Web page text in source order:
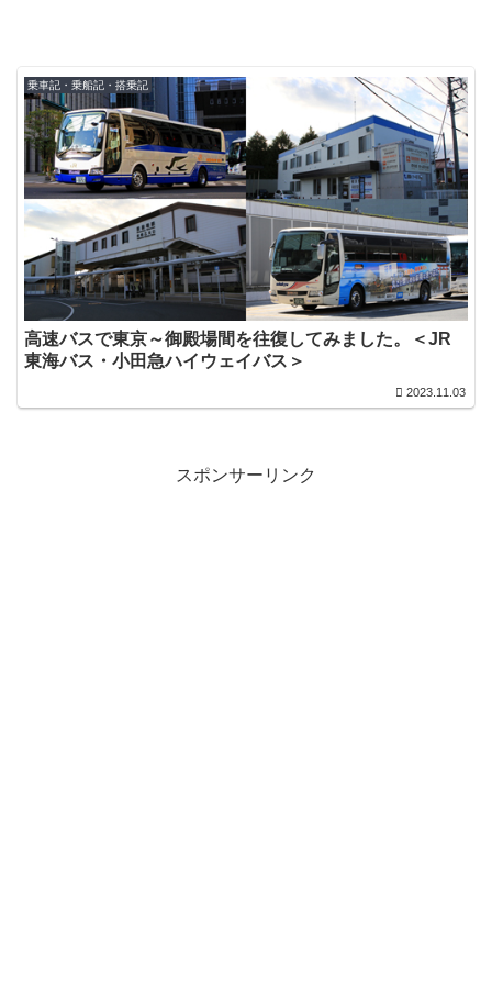
乗車記・乗船記・搭乗記
高速バスで東京～御殿場間を往復してみました。＜JR
東海バス・小田急ハイウェイバス＞
2023.11.03
スポンサーリンク